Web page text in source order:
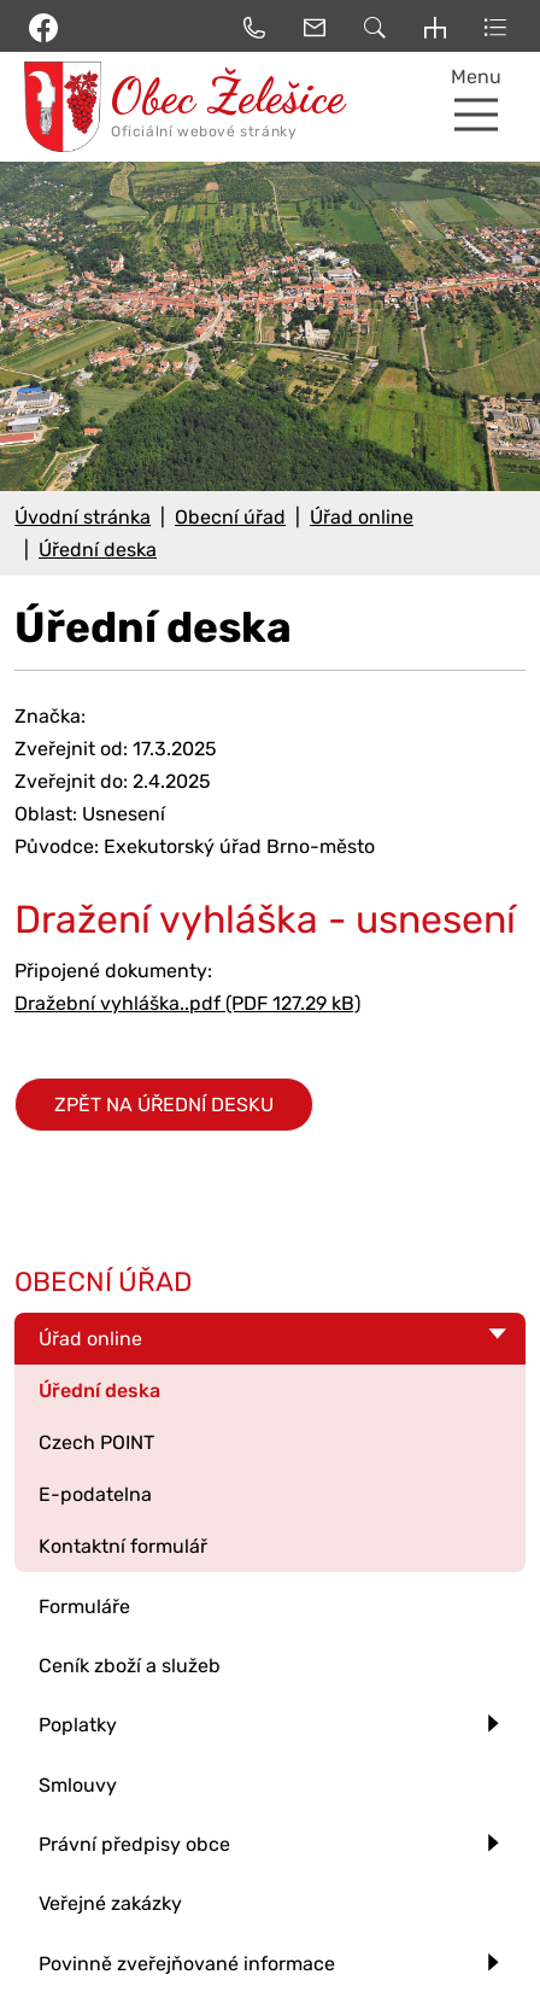
Menu
Úvodní stránka Obecní úřad
Úřad online
Úřední deska
Úřední deska
Značka:
Zveřejnit od: 17.3.2025
Zveřejnit do: 2.4.2025
Oblast: Usnesení
Původce: Exekutorský úřad Brno-město
Dražení vyhláška - usnesení
Připojené dokumenty:
Dražební vyhláška..pdf (PDF 127.29 kB)
ZPĚT NA ÚŘEDNÍ DESKU
OBECNÍ ÚŘAD
Úřad online
Úřední deska
Czech POINT
E-podatelna
Kontaktní formulář
Formuláře
Ceník zboží a služeb
Poplatky
Smlouvy
Právní předpisy obce
Veřejné zakázky
Povinně zveřejňované informace